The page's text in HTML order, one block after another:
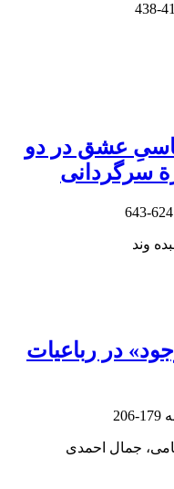
عشق در دو
سرگردانی
624-643
وند
در رباعیات
179-206
جمال احمدی